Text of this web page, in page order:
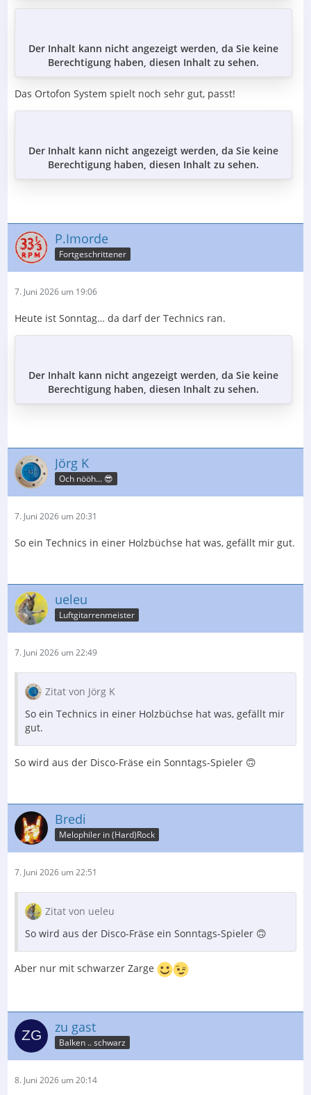
Der Inhalt kann nicht angezeigt werden, da Sie keine
Berechtigung haben, diesen Inhalt zu sehen.
Das Ortofon System spielt noch sehr gut, passt!
Der Inhalt kann nicht angezeigt werden, da Sie keine
Berechtigung haben, diesen Inhalt zu sehen.
P.Imorde
Fortgeschrittener
7. Juni 2026 um 19:06
Heute ist Sonntag… da darf der Technics ran.
Der Inhalt kann nicht angezeigt werden, da Sie keine
Berechtigung haben, diesen Inhalt zu sehen.
Jörg K
Och nööh… 😎
7. Juni 2026 um 20:31
So ein Technics in einer Holzbüchse hat was, gefällt mir gut.
ueleu
Luftgitarrenmeister
7. Juni 2026 um 22:49
Zitat von Jörg K
So ein Technics in einer Holzbüchse hat was, gefällt mir
gut.
So wird aus der Disco-Fräse ein Sonntags-Spieler 🙃
Bredi
Melophiler in (Hard)Rock
7. Juni 2026 um 22:51
Zitat von ueleu
So wird aus der Disco-Fräse ein Sonntags-Spieler 🙃
Aber nur mit schwarzer Zarge
zu gast
Balken .. schwarz
8. Juni 2026 um 20:14